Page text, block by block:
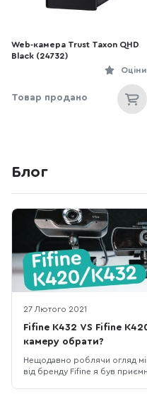
Web-камера Trust Taxon QHD
Black (24732)
Оціни
Товар продано
Блог
27 Лютого 2021
Fifine K432 VS Fifine
камеру обрати?
Нещодавно роблячи огляд
від бренду Fifine я був